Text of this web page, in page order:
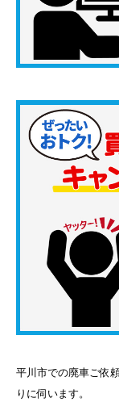
平川市での廃車ご依
りに伺います。